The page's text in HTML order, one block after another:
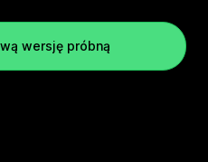
wersję próbną